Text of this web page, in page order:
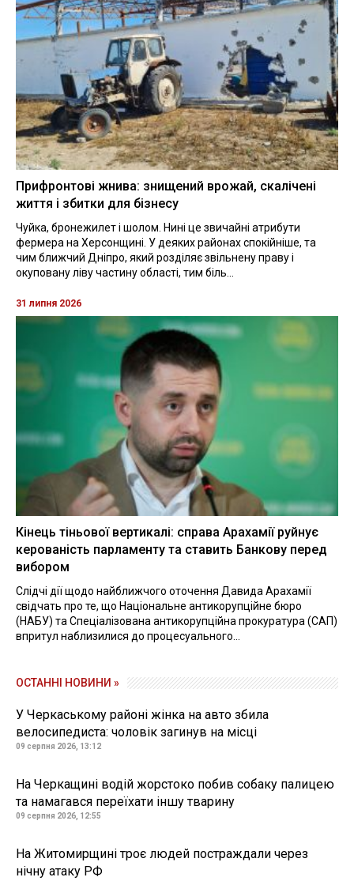
Прифронтові жнива: знищений врожай, скалічені
життя і збитки для бізнесу
Чуйка, бронежилет і шолом. Нині це звичайні атрибути
фермера на Херсонщині. У деяких районах спокійніше, та
чим ближчий Дніпро, який розділяє звільнену праву і
окуповану ліву частину області, тим біль...
31 липня 2026
Кінець тіньової вертикалі: справа Арахамії руйнує
керованість парламенту та ставить Банкову перед
вибором
Слідчі дії щодо найближчого оточення Давида Арахамії
свідчать про те, що Національне антикорупційне бюро
(НАБУ) та Спеціалізована антикорупційна прокуратура (САП)
впритул наблизилися до процесуального...
ОСТАННІ НОВИНИ »
У Черкаському районі жінка на авто збила
велосипедиста: чоловік загинув на місці
09 серпня 2026, 13:12
На Черкащині водій жорстоко побив собаку палицею
та намагався переїхати іншу тварину
09 серпня 2026, 12:55
На Житомирщині троє людей постраждали через
нічну атаку РФ